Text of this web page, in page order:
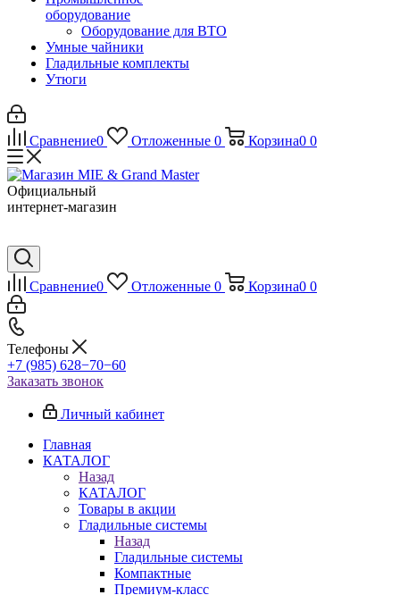
оборудование
Оборудование для ВТО
Умные чайники
Гладильные комплекты
Утюги
Сравнение0 Отложенные 0 Корзина0 0
Официальный
интернет-магазин
Сравнение0 Отложенные 0 Корзина0 0
Телефоны
+7 (985) 628−70−60
Заказать звонок
Личный кабинет
Главная
КАТАЛОГ
Назад
КАТАЛОГ
Товары в акции
Гладильные системы
Назад
Гладильные системы
Компактные
Премиум-класс